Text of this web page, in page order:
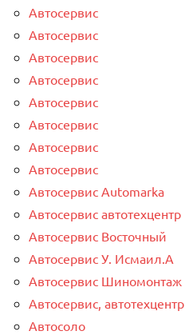
Автосервис
Автосервис
Автосервис
Автосервис
Автосервис
Автосервис
Автосервис
Автосервис
Автосервис Automarka
Автосервис автотехцентр
Автосервис Восточный
Автосервис У. Исмаил.А
Автосервис Шиномонтаж
Автосервис, автотехцентр
Автосоло